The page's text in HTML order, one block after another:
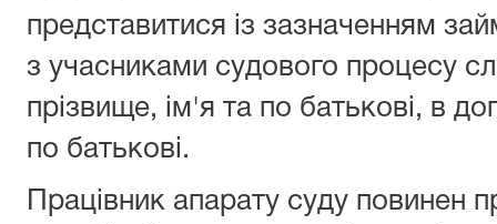
представитися із зазначенням
з учасниками судового процесу
прізвище, ім'я та по батькові, в
по батькові.
Працівник апарату суду повинен